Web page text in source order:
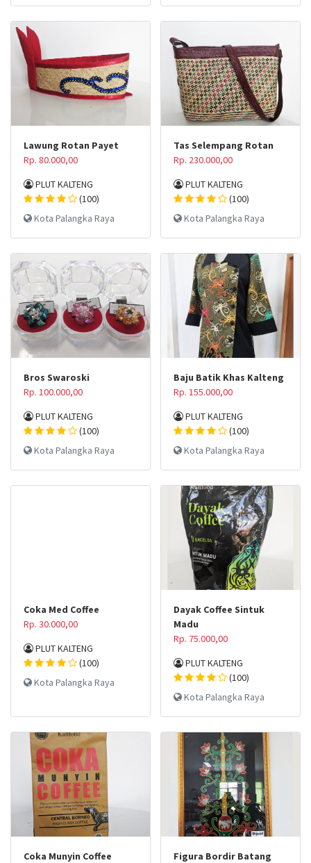
Lawung Rotan Payet
Rp. 80.000,00
PLUT KALTENG
(100)
Kota Palangka Raya
Tas Selempang Rotan
Rp. 230.000,00
PLUT KALTENG
(100)
Kota Palangka Raya
Bros Swaroski
Rp. 100.000,00
PLUT KALTENG
(100)
Kota Palangka Raya
Baju Batik Khas Kalteng
Rp. 155.000,00
PLUT KALTENG
(100)
Kota Palangka Raya
Coka Med Coffee
Rp. 30.000,00
PLUT KALTENG
(100)
Kota Palangka Raya
Dayak Coffee Sintuk
Madu
Rp. 75.000,00
PLUT KALTENG
(100)
Kota Palangka Raya
Coka Munyin Coffee
Figura Bordir Batang